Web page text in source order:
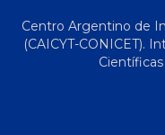
Centro Argentino de
(CAICYT-CONICET).